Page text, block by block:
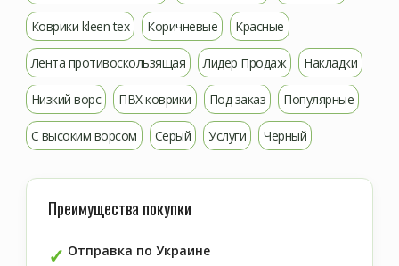
Коврики kleen tex Коричневые Красные
Лента противоскользящая Лидер Продаж Накладки
Низкий ворс ПВХ коврики Под заказ Популярные
С высоким ворсом Серый Услуги Черный
Преимущества покупки
Отправка по Украине